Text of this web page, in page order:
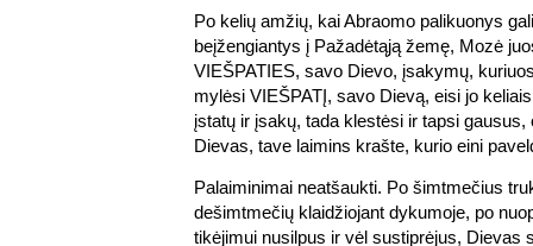
Po kelių amžių, kai Abraomo palikuonys
beįžengiantys į Pažadėtąją žemę, Mozė
VIEŠPATIES, savo Dievo, įsakymų,
mylėsi VIEŠPATĮ, savo Dievą, eisi jo
įstatų ir įsakų, tada klestėsi ir tapsi gausus,
Dievas, tave laimins krašte, kurio eini
Palaiminimai neatšaukti. Po šimtmečius
dešimtmečių klaidžiojant dykumoje, po
tikėjimui nusilpus ir vėl sustiprėjus, Dievas